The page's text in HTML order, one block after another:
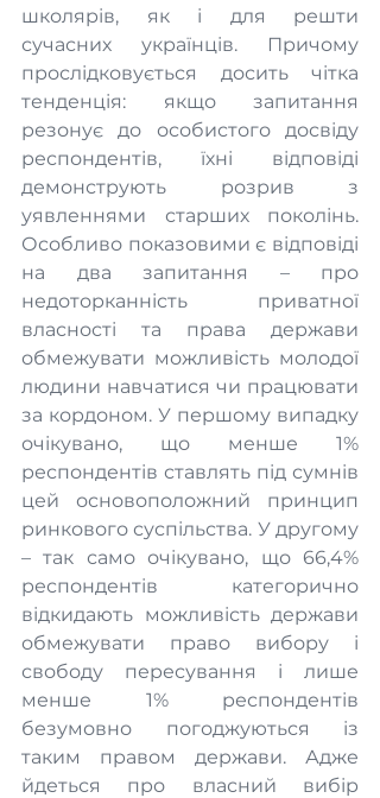
школярів, як і для решти
сучасних українців. Причому
прослідковується досить чітка
тенденція: якщо запитання
резонує до особистого досвіду
респондентів, їхні відповіді
демонструють розрив з
уявленнями старших поколінь.
Особливо показовими є відповіді
на два запитання – про
недоторканність приватної
власності та права держави
обмежувати можливість молодої
людини навчатися чи працювати
за кордоном. У першому випадку
очікувано, що менше 1%
респондентів ставлять під сумнів
цей основоположний принцип
ринкового суспільства. У другому
– так само очікувано, що 66,4%
респондентів категорично
відкидають можливість держави
обмежувати право вибору і
свободу пересування і лише
менше 1% респондентів
безумовно погоджуються із
таким правом держави. Адже
йдеться про власний вибір